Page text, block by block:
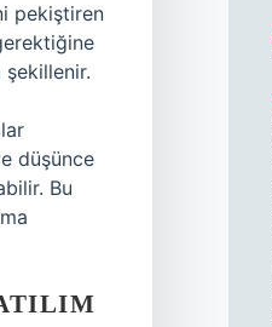
pekiştiren
düşünce
Bu